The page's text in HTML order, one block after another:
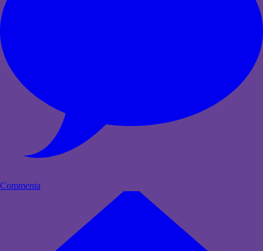
Commenta